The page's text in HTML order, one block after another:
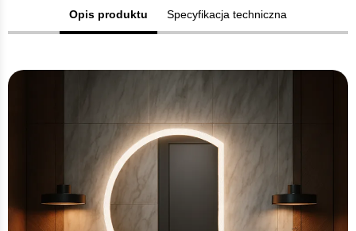
Opis produktu Specyfikacja techniczna